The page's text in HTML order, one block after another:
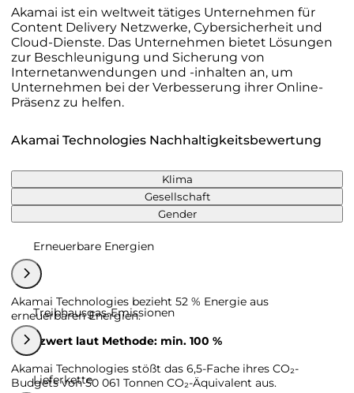
Akamai ist ein weltweit tätiges Unternehmen für
Content Delivery Netzwerke, Cybersicherheit und
Cloud-Dienste. Das Unternehmen bietet Lösungen
zur Beschleunigung und Sicherung von
Internetanwendungen und -inhalten an, um
Unternehmen bei der Verbesserung ihrer Online-
Präsenz zu helfen.
Akamai Technologies Nachhaltigkeitsbewertung
Klima
Gesellschaft
Gender
Erneuerbare Energien
Akamai Technologies bezieht 52 % Energie aus
erneuerbaren Energien.
Grenzwert laut Methode: min. 100 %
Treibhausgas-Emissionen
Akamai Technologies stößt das 6,5-Fache ihres CO₂-
Budgets von 50 061 Tonnen CO₂-Äquivalent aus.
Lieferkette